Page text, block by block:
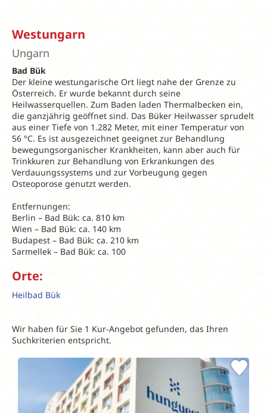
Westungarn
Ungarn
Bad Bük
Der kleine westungarische Ort liegt nahe der Grenze zu
Österreich. Er wurde bekannt durch seine
Heilwasserquellen. Zum Baden laden Thermalbecken ein,
die ganzjährig geöffnet sind. Das Büker Heilwasser sprudelt
aus einer Tiefe von 1.282 Meter, mit einer Temperatur von
56 °C. Es ist ausgezeichnet geeignet zur Behandlung
bewegungsorganischer Krankheiten, kann aber auch für
Trinkkuren zur Behandlung von Erkrankungen des
Verdauungssystems und zur Vorbeugung gegen
Osteoporose genutzt werden.
Entfernungen:
Berlin – Bad Bük: ca. 810 km
Wien – Bad Bük: ca. 140 km
Budapest – Bad Bük: ca. 210 km
Sarmellek – Bad Bük: ca. 100
Orte:
Heilbad Bük
Wir haben für Sie 1 Kur-Angebot gefunden, das Ihren
Suchkriterien entspricht.